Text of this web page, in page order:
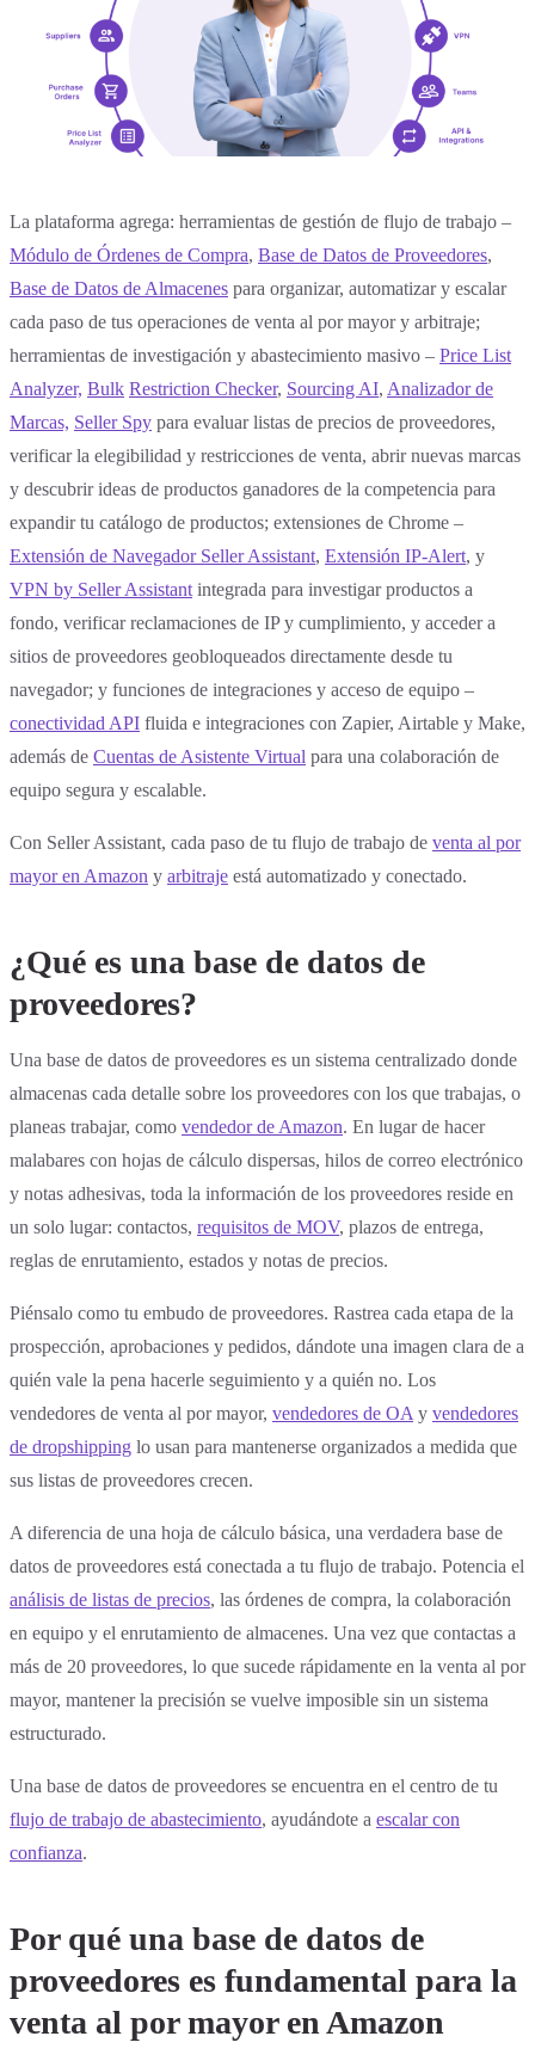
La plataforma agrega: herramientas de gestión de flujo de trabajo –
Módulo de Órdenes de Compra, Base de Datos de Proveedores,
Base de Datos de Almacenes para organizar, automatizar y escalar
cada paso de tus operaciones de venta al por mayor y arbitraje;
herramientas de investigación y abastecimiento masivo – Price List
Analyzer, Bulk Restriction Checker, Sourcing AI, Analizador de
Marcas, Seller Spy para evaluar listas de precios de proveedores,
verificar la elegibilidad y restricciones de venta, abrir nuevas marcas
y descubrir ideas de productos ganadores de la competencia para
expandir tu catálogo de productos; extensiones de Chrome –
Extensión de Navegador Seller Assistant, Extensión IP-Alert, y
VPN by Seller Assistant integrada para investigar productos a
fondo, verificar reclamaciones de IP y cumplimiento, y acceder a
sitios de proveedores geobloqueados directamente desde tu
navegador; y funciones de integraciones y acceso de equipo –
conectividad API fluida e integraciones con Zapier, Airtable y Make,
además de Cuentas de Asistente Virtual para una colaboración de
equipo segura y escalable.
Con Seller Assistant, cada paso de tu flujo de trabajo de venta al por
mayor en Amazon y arbitraje está automatizado y conectado.
¿Qué es una base de datos de
proveedores?
Una base de datos de proveedores es un sistema centralizado donde
almacenas cada detalle sobre los proveedores con los que trabajas, o
planeas trabajar, como vendedor de Amazon. En lugar de hacer
malabares con hojas de cálculo dispersas, hilos de correo electrónico
y notas adhesivas, toda la información de los proveedores reside en
un solo lugar: contactos, requisitos de MOV, plazos de entrega,
reglas de enrutamiento, estados y notas de precios.
Piénsalo como tu embudo de proveedores. Rastrea cada etapa de la
prospección, aprobaciones y pedidos, dándote una imagen clara de a
quién vale la pena hacerle seguimiento y a quién no. Los
vendedores de venta al por mayor, vendedores de OA y vendedores
de dropshipping lo usan para mantenerse organizados a medida que
sus listas de proveedores crecen.
A diferencia de una hoja de cálculo básica, una verdadera base de
datos de proveedores está conectada a tu flujo de trabajo. Potencia el
análisis de listas de precios, las órdenes de compra, la colaboración
en equipo y el enrutamiento de almacenes. Una vez que contactas a
más de 20 proveedores, lo que sucede rápidamente en la venta al por
mayor, mantener la precisión se vuelve imposible sin un sistema
estructurado.
Una base de datos de proveedores se encuentra en el centro de tu
flujo de trabajo de abastecimiento, ayudándote a escalar con
confianza.
Por qué una base de datos de
proveedores es fundamental para la
venta al por mayor en Amazon